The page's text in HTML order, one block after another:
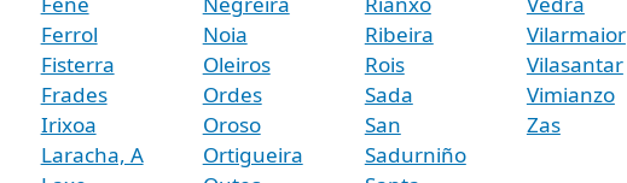
Ferrol
Fisterra
Frades
Irixoa
Laracha, A
Noia
Oleiros
Ordes
Oroso
Ortigueira
Ribeira
Rois
Sada
San
Sadurniño
Vilarmaior
Vilasantar
Vimianzo
Zas